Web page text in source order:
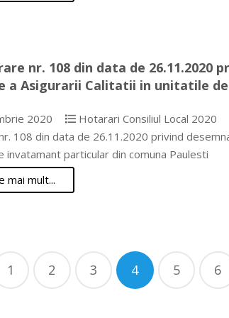
nr. 108 din data de 26.11.2020
a Asigurarii Calitatii in unitatile
2020
Hotarari Consiliul Local 2020
108 din data de 26.11.2020 privind
invatamant particular din comuna Paulesti
mai mult...
1 2 3 4 5 6